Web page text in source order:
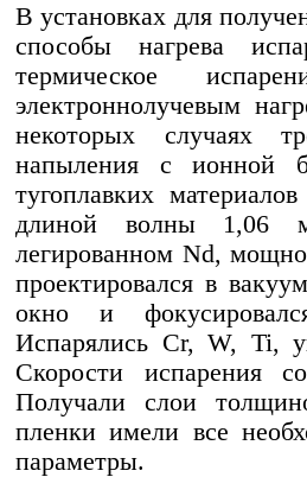
В установках для
способы нагрева
термическое
электроннолучевым
некоторых случаях
напыления с ионной
тугоплавких
длиной волны 1,06
легированном Nd,
проектировался в
окно и
Испарялись Cr, W, Ti,
Скорости испарения
Получали слои
пленки имели все
параметры.